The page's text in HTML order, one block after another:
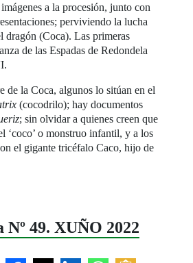
a la procesión, junto con
perviviendo la lucha
dragón (Coca). Las primeras
de las Espadas de Redondela
de la Coca, algunos lo sitúan en el
(cocodrilo); hay documentos
; sin olvidar a quienes creen que
‘coco’ o monstruo infantil, y a los
el gigante tricéfalo Caco, hijo de
Nº 49. XUÑO 2022